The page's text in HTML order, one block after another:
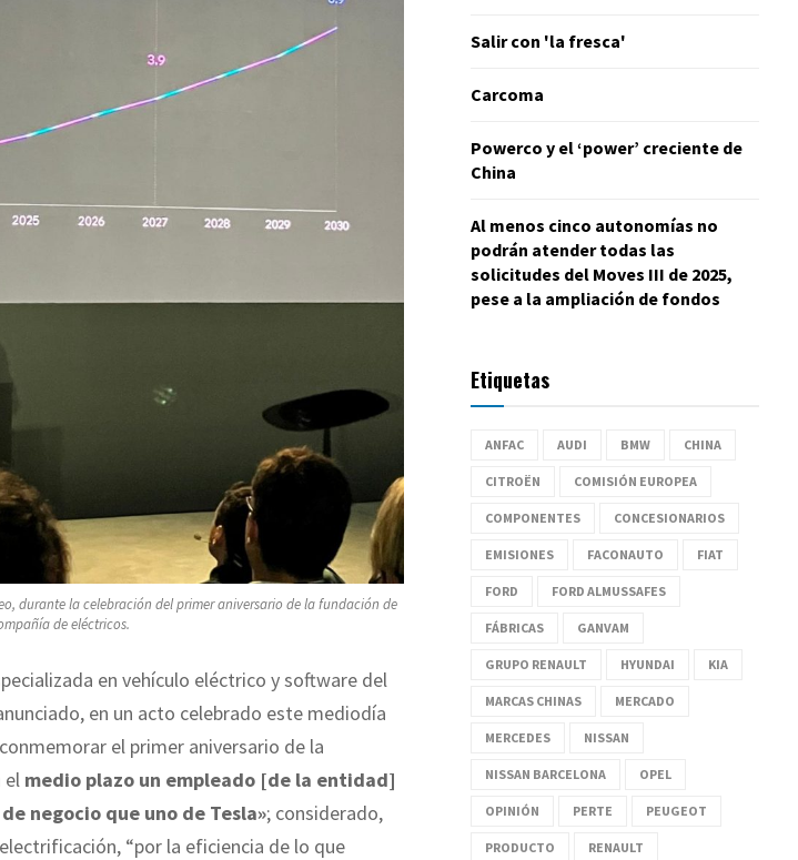
durante la celebración del primer aniversario de la fundación de
de eléctricos.
en vehículo eléctrico y software del
en un acto celebrado este mediodía
el primer aniversario de la
el medio plazo un empleado [de la entidad]
negocio que uno de Tesla»; considerado,
“por la eficiencia de lo que
Salir con 'la fresca'
Carcoma
Powerco y el ‘power’ creciente de
China
Al menos cinco autonomías no
podrán atender todas las
solicitudes del Moves III de 2025,
pese a la ampliación de fondos
Etiquetas
ANFAC AUDI BMW CHINA
CITROËN COMISIÓN EUROPEA
COMPONENTES CONCESIONARIOS
EMISIONES FACONAUTO FIAT
FORD FORD ALMUSSAFES
FÁBRICAS GANVAM
GRUPO RENAULT HYUNDAI KIA
MARCAS CHINAS MERCADO
MERCEDES NISSAN
NISSAN BARCELONA OPEL
OPINIÓN PERTE PEUGEOT
PRODUCTO RENAULT